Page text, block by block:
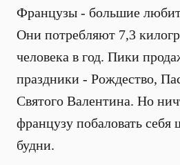
Французы - большие
Они потребляют 7,3
человека в год. Пики
праздники - Рождество,
Святого Валентина. Но
французу побаловать себя
будни.